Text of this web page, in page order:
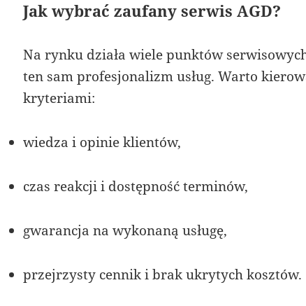
Jak wybrać zaufany serwis AGD?
Na rynku działa wiele punktów
ten sam profesjonalizm usług. Warto
kryteriami:
wiedza i opinie klientów,
czas reakcji i dostępność terminów,
gwarancja na wykonaną usługę,
przejrzysty cennik i brak ukrytych kosztów.